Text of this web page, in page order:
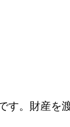
す。財産を